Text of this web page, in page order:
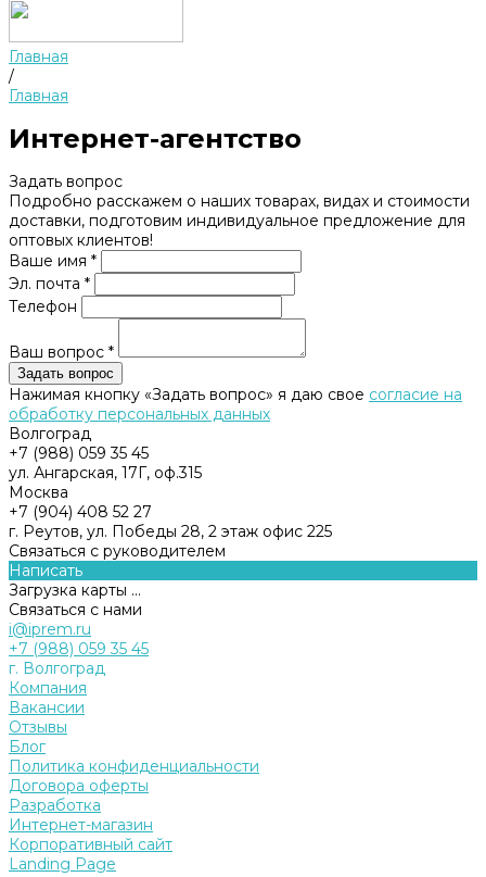
Главная
/
Главная
Интернет-агентство
Задать вопрос
Подробно расскажем о наших товарах, видах и стоимости
доставки, подготовим индивидуальное предложение для
оптовых клиентов!
Ваше имя *
Эл. почта *
Телефон
Ваш вопрос *
Нажимая кнопку «Задать вопрос» я даю свое согласие на
обработку персональных данных
Волгоград
+7 (988) 059 35 45
ул. Ангарская, 17Г, оф.315
Москва
+7 (904) 408 52 27
г. Реутов, ул. Победы 28, 2 этаж офис 225
Связаться с руководителем
Написать
Загрузка карты ...
Связаться с нами
i@iprem.ru
+7 (988) 059 35 45
г. Волгоград
Компания
Вакансии
Отзывы
Блог
Политика конфиденциальности
Договора оферты
Разработка
Интернет-магазин
Корпоративный сайт
Landing Page